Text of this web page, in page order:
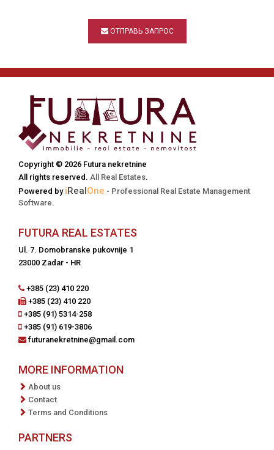
ОТПРАВЬ ЗАПРОС
Copyright © 2026 Futura nekretnine
All rights reserved. All Real Estates.
Powered by iReal One - Professional Real Estate Management
Software.
FUTURA REAL ESTATES
Ul. 7. Domobranske pukovnije 1
23000 Zadar - HR
+385 (23) 410 220
+385 (23) 410 220
+385 (91) 5314-258
+385 (91) 619-3806
futuranekretnine@gmail.com
MORE INFORMATION
About us
Contact
Terms and Conditions
PARTNERS